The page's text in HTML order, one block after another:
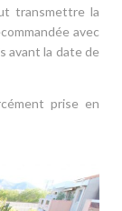
transmettre la
avec
avant la date de
prise en